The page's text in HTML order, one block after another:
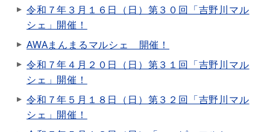
令和７年３月１６日（日）第３０回「吉野川マル
シェ」開催！
AWAまんまるマルシェ 開催！
令和７年４月２０日（日）第３１回「吉野川マル
シェ」開催！
令和７年５月１８日（日）第３２回「吉野川マル
シェ」開催！